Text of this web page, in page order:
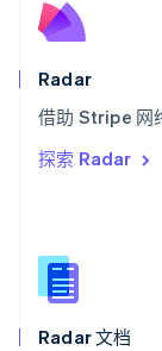
Radar
借助 Stripe 网
探索 Radar
Radar 文档
斯洛文尼亚
English
ไทย
希腊
English
西班牙
新西兰
English
匈牙利
English